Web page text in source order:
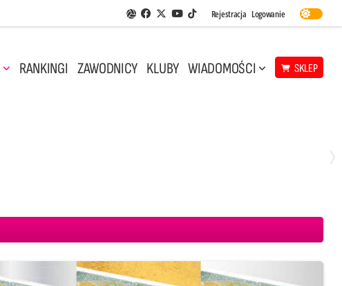
Aplikacja Siatkarskie Ligi
Facebook
Twitter
Youtube
TikTok
Rejestracja Logowanie
RANKINGI ZAWODNICY KLUBY WIADOMOŚCI SKLEP